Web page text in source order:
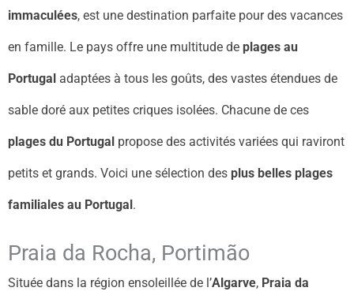
immaculées, est une destination parfaite pour des vacances
en famille. Le pays offre une multitude de plages au
Portugal adaptées à tous les goûts, des vastes étendues de
sable doré aux petites criques isolées. Chacune de ces
plages du Portugal propose des activités variées qui raviront
petits et grands. Voici une sélection des plus belles plages
familiales au Portugal.
Praia da Rocha, Portimão
Située dans la région ensoleillée de l’Algarve, Praia da